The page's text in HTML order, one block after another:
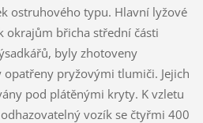
ostruhového typu. Hlavní lyžové
okrajům břicha střední části
byly zhotoveny
opatřeny pryžovými tlumiči. Jejich
pod plátěnými kryty. K vzletu
vozík se čtyřmi 400